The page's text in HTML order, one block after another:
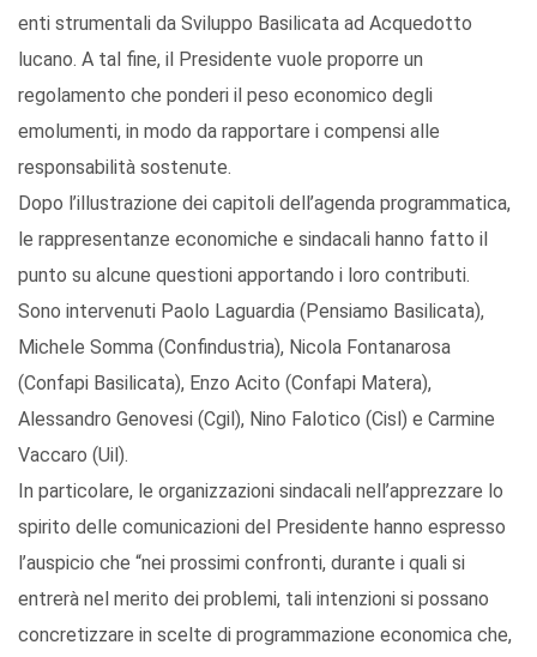
enti strumentali da Sviluppo Basilicata ad Acquedotto
lucano. A tal fine, il Presidente vuole proporre un
regolamento che ponderi il peso economico degli
emolumenti, in modo da rapportare i compensi alle
responsabilità sostenute.
Dopo l’illustrazione dei capitoli dell’agenda programmatica,
le rappresentanze economiche e sindacali hanno fatto il
punto su alcune questioni apportando i loro contributi.
Sono intervenuti Paolo Laguardia (Pensiamo Basilicata),
Michele Somma (Confindustria), Nicola Fontanarosa
(Confapi Basilicata), Enzo Acito (Confapi Matera),
Alessandro Genovesi (Cgil), Nino Falotico (Cisl) e Carmine
Vaccaro (Uil).
In particolare, le organizzazioni sindacali nell’apprezzare lo
spirito delle comunicazioni del Presidente hanno espresso
l’auspicio che “nei prossimi confronti, durante i quali si
entrerà nel merito dei problemi, tali intenzioni si possano
concretizzare in scelte di programmazione economica che,